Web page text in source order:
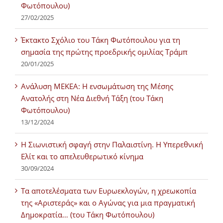
Φωτόπουλου)
27/02/2025
Έκτακτο Σχόλιο του Τάκη Φωτόπουλου για τη
σημασία της πρώτης προεδρικής ομιλίας Τράμπ
20/01/2025
Ανάλυση ΜΕΚΕΑ: Η ενσωμάτωση της Μέσης
Ανατολής στη Νέα Διεθνή Τάξη (του Τάκη
Φωτόπουλου)
13/12/2024
Η Σιωνιστική σφαγή στην Παλαιστίνη. Η Υπερεθνική
Ελίτ και το απελευθερωτικό κίνημα
30/09/2024
Τα αποτελέσματα των Ευρωεκλογών, η χρεωκοπία
της «Αριστεράς» και ο Αγώνας για μια πραγματική
Δημοκρατία… (του Τάκη Φωτόπουλου)